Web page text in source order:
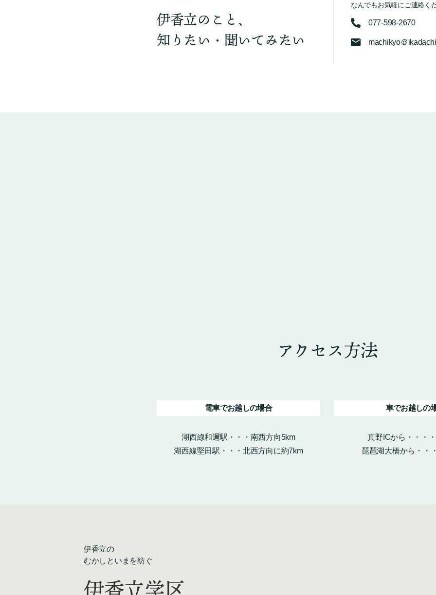
伊香立のこと、
知りたい・聞いてみたい
なんでもお気軽にご連絡く
077-598-2670
machikyo＠
アクセス方法
電車でお越しの場合
湖西線和邇駅・・・南西方向5km
湖西線堅田駅・・・北西方向に約7km
車でお越しの
真野ICから・・・
琵琶湖大橋から・・
伊香立の
むかしといまを紡ぐ